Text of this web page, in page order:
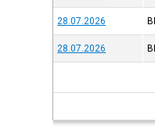
28.07.2026
28.07.2026